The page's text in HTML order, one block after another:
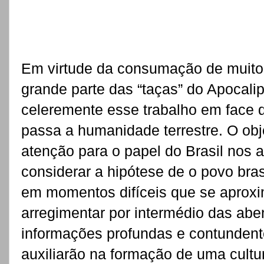
Em virtude da consumação de
grande parte das “taças” do
celeremente esse trabalho em face
passa a humanidade terrestre. O
atenção para o papel do Brasil nos
considerar a hipótese de o povo
em momentos difíceis que se
arregimentar por intermédio das
informações profundas e
auxiliarão na formação de uma